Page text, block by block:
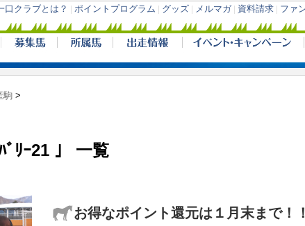
駒 >
ﾊﾞﾘｰ21 」 一覧
お得なポイント還元は１月末まで！！